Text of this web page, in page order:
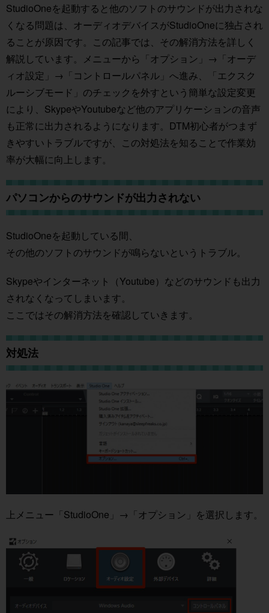
StudioOneを起動すると他のソフトのサウンドが出力されな
くなる問題は、オーディオデバイスがStudioOneに独占され
ることが原因です。この記事では、その解消方法を詳しく
解説しています。メニューから「オプション」→「オーデ
ィオ設定」→「コントロールパネル」へ進み、「エクスク
ルーシブモード」のチェックを外すという簡単な設定変更
により、SkypeやYoutubeなど他のアプリケーションの音声
も正常に出力されるようになります。DTM初心者がつまず
きやすいトラブルですが、この対処法を知ることで作業効
率が大幅に向上します。
パソコンからのサウンドが出力されない
StudioOneを起動している間、
その他のソフトのサウンドが鳴らないというトラブル。
Skypeやインターネット（Youtube）などのサウンドも出力
されなくなってしまいます。
ここではその解消方法を確認していきます。
対処法
上メニュー「StudioOne」→「オプション」を選択します。